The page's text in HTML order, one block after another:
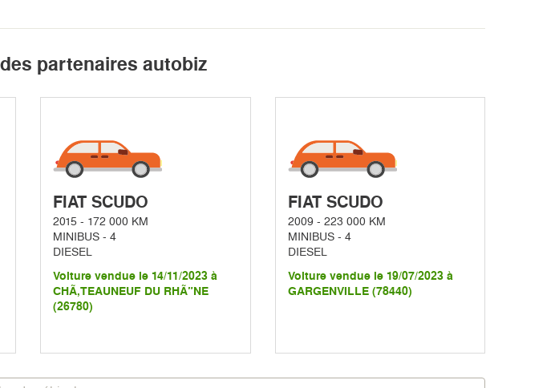
partenaires autobiz
FIAT SCUDO
2015 - 172 000 KM
MINIBUS - 4
DIESEL
Voiture vendue le 14/11/2023 à
CHÃ‚TEAUNEUF DU RHÃ”NE
(26780)
FIAT SCUDO
2009 - 223 000 KM
MINIBUS - 4
DIESEL
Voiture vendue le 19/07/2023 à
GARGENVILLE (78440)